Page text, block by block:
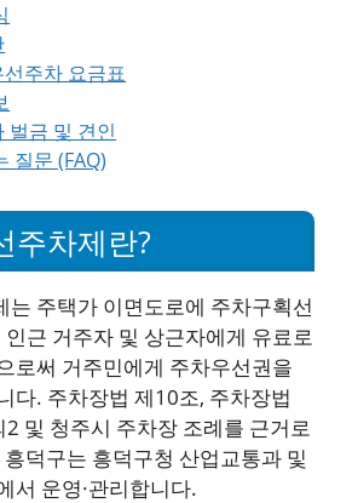
주차 요금표
벌금 및 견인
질문 (FAQ)
주차제란?
는 주택가 이면도로에 주차구획선
인근 거주자 및 상근자에게 유료로
로써 거주민에게 주차우선권을
다. 주차장법 제10조, 주차장법
및 청주시 주차장 조례를 근거로
덕구는 흥덕구청 산업교통과 및
서 운영·관리합니다.